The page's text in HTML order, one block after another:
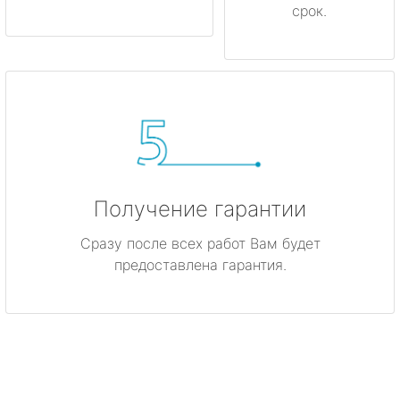
срок.
Получение гарантии
Сразу после всех работ Вам будет
предоставлена гарантия.